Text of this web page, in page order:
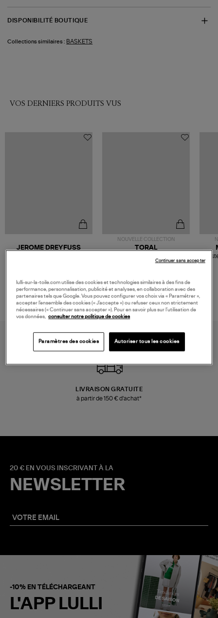
DISPONIBILITÉ BOUTIQUE
Collections similaires : BASKETS
VOS DERNIERS PRODUITS VUS
JEROME DREYFUSS
NOUVELLE COLLECTION
189,00 €
TORAL
Mousse
LIVRAISON GRATUITE
à partir de 150 € d'achat*
20 € EN VOUS INSCRIVANT À LA
NEWSLETTER
-10% EN TÉLÉCHARGEANT
L'APP LULLI
lulli-sur-la-toile.com utilise des cookies et technologies similaires à des fins de
performance, personnalisation, publicité et analyses, en collaboration avec des
partenaires tels que Google. Vous pouvez configurer vos choix via « Paramétrer »,
accepter l’ensemble des cookies (« J’accepte ») ou refuser ceux non strictement
nécessaires (« Continuer sans accepter »). Pour en savoir plus sur l’utilisation de
vos données,
consulter notre politique de cookies
Paramètres des cookies Autoriser tous les cookies
Continuer sans accepter